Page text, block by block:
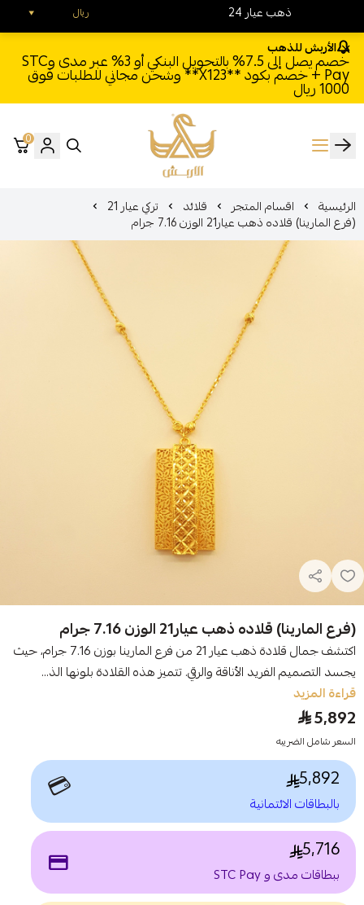
الأربش للذهب
خصم يصل إلى 7.5% بالتحويل البنكي أو 3% عبر مدى وSTC
Pay + خصم بكود **X123** وشحن مجاني للطلبات فوق
1000 ريال
الأربش للذهب
0
الرئيسية اقسام المتجر قلائد تركي عيار 21
(فرع المارينا) قلاده ذهب عيار21 الوزن 7.16 جرام
(فرع المارينا) قلاده ذهب عيار21 الوزن 7.16 جرام
اكتشف جمال قلادة ذهب عيار 21 من فرع المارينا بوزن 7.16 جرام، حيث
يجسد التصميم الفريد الأناقة والرقي. تتميز هذه القلادة بلونها الذ...
قراءة المزيد
5,892
السعر شامل الضريبه
5,892
بالبطاقات الائتمانية 💳
5,716
ببطاقات مدى و STC Pay payment
24 ذهب عيار ريال